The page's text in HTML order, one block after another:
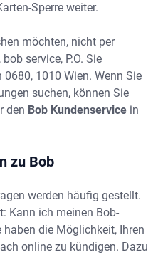
Sperre weiter.
möchten, nicht per
service, P.O. Sie
1010 Wien. Wenn Sie
suchen, können Sie
den Bob Kundenservice in
zu Bob
werden häufig gestellt.
Kann ich meinen Bob-
die Möglichkeit, Ihren
online zu kündigen. Dazu